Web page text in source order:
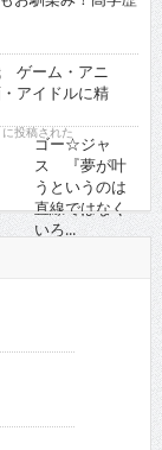
イドルに精通！
線ではなくい